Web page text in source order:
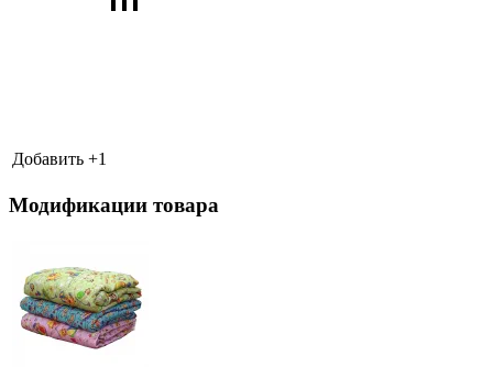
Добавить +1
Модификации товара